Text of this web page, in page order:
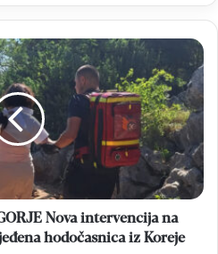
Nova intervencija na
hodočasnica iz Koreje